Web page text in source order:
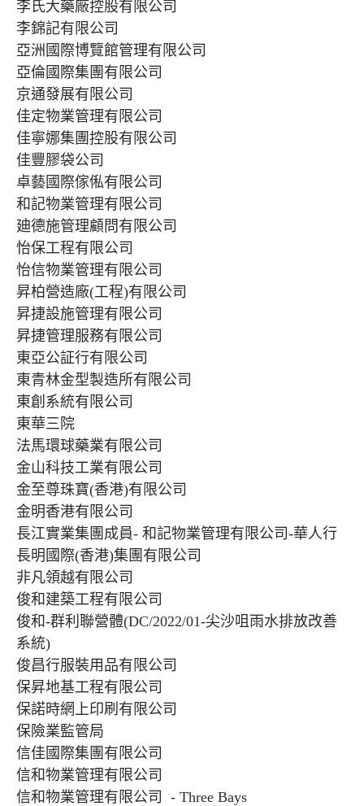
李氏大藥廠控股有限公司
李錦記有限公司
亞洲國際博覽館管理有限公司
亞倫國際集團有限公司
京通發展有限公司
佳定物業管理有限公司
佳寧娜集團控股有限公司
佳豐膠袋公司
卓藝國際傢俬有限公司
和記物業管理有限公司
廸德施管理顧問有限公司
怡保工程有限公司
怡信物業管理有限公司
昇柏營造廠(工程)有限公司
昇捷設施管理有限公司
昇捷管理服務有限公司
東亞公証行有限公司
東青林金型製造所有限公司
東創系統有限公司
東華三院
法馬環球藥業有限公司
金山科技工業有限公司
金至尊珠寶(香港)有限公司
金明香港有限公司
長江實業集團成員- 和記物業管理有限公司-華人行
長明國際(香港)集團有限公司
非凡領越有限公司
俊和建築工程有限公司
俊和-群利聯營體(DC/2022/01-尖沙咀雨水排放改善
系統)
俊昌行服裝用品有限公司
保昇地基工程有限公司
保諾時網上印刷有限公司
保險業監管局
信佳國際集團有限公司
信和物業管理有限公司
信和物業管理有限公司 - Three Bays